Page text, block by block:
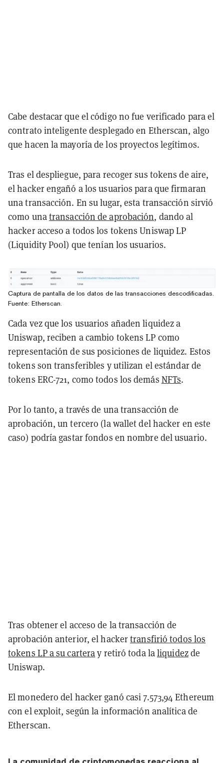
Cabe destacar que el código no fue verificado para el
contrato inteligente desplegado en Etherscan, algo
que hacen la mayoría de los proyectos legítimos.
Tras el despliegue, para recoger sus tokens de aire,
el hacker engañó a los usuarios para que firmaran
una transacción. En su lugar, esta transacción sirvió
como unatransacción de aprobación, dando al
hacker acceso a todos los tokens Uniswap LP
(Liquidity Pool) que tenían los usuarios.
Captura de pantalla de los datos de las transacciones descodificadas.
Fuente: Etherscan.
Cada vez que los usuarios añaden liquidez a
Uniswap, reciben a cambio tokens LP como
representación de sus posiciones de liquidez. Estos
tokens son transferibles y utilizan el estándar de
tokens ERC-721, como todos los demás NFTs.
Por lo tanto, a través de una transacción de
aprobación, un tercero (la wallet del hacker en este
caso) podría gastar fondos en nombre del usuario.
Tras obtener el acceso de la transacción de
aprobación anterior, el hackertransfirió todos los
tokens LP a su carteray retiró toda laliquidezde
Uniswap.
El monedero del hacker ganó casi 7.573,94 Ethereum
con el exploit, según la información analítica de
Etherscan.